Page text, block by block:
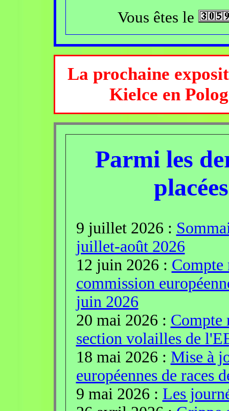
Vous êtes le
La prochaine
Kielce en
Parmi les
9 juillet 2026 :
juillet-août 2026
12 juin 2026 : Compte
commission
juin 2026
20 mai 2026 : Compte
section volailles de
18 mai 2026 : Mise à
européennes de races
9 mai 2026 : Les